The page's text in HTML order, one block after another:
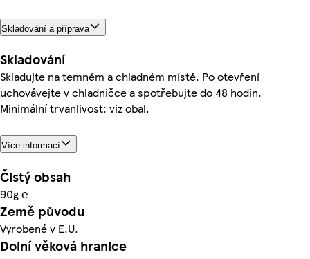
Skladování a příprava
Skladování
Skladujte na temném a chladném místě. Po otevření
uchovávejte v chladničce a spotřebujte do 48 hodin.
Minimální trvanlivost: viz obal.
Více informací
Čistý obsah
90g ℮
Země původu
Vyrobené v E.U.
Dolní věková hranice